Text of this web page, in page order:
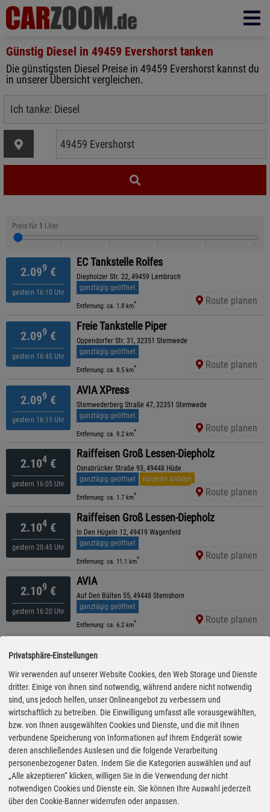
Günstig Diesel in 49459 Evershorst tanken
Die günstigsten Diesel Preise in 49459 Evershorst kannst du
in unserer Übersicht vergleichen.
Preis für 1 Liter
2.099 €
gestern 16:10 Uhr
EC Tankstelle Rolfes
Diepholzer Str. 22, 49459 Lembruch
ganztägig geöffnet
Entfernung: ca. 1.8 km* Route planen
2.099 €
gestern 16:45 Uhr
Freie Tankstelle Piper
Oppendorfer Str. 31, 32351 Stemwede
ganztägig geöffnet
Entfernung: ca. 8.5 km* Route planen
2.099 €
gestern 16:15 Uhr
AVIA XPress
Stemwederberg Straße 47, 32351 Stemwede
ganztägig geöffnet
Entfernung: ca. 9.2 km* Route planen
2.104 €
gestern 16:05 Uhr
Raiffeisen Groß Lessen-Diepholz
Osnabrücker Straße 93, 49448 Hüde
ganztägig geöffnet
kürzeste Anfahrt
Entfernung: ca. 1.7 km* Route planen
2.104 €
gestern 20:45 Uhr
Raiffeisen Groß Lessen-Diepholz
In Den Hügeln 12, 49419 Wagenfeld
ganztägig geöffnet
Entfernung: ca. 11.1 km* Route planen
2.109 €
gestern 16:20 Uhr
AVIA
Auf Den Bülten 55, 49448 Stemshorn
ganztägig geöffnet
Entfernung: ca. 6.2 km* Route planen
2.119€
gestern 15:35 Uhr
Osnabruecker Strasse 79, 49889 Huede
geöffnet bis 20:00 Uhr
Entfernung: ca. 2.6 km* Route planen
2.119€
gestern 20:15 Uhr
Brzezina / Wiechers Diepholz
Dieselstrasse 20, 49356 Diepholz
ganztägig geöffnet
Entfernung: ca. 9.9 km * Route planen
2.139€
gestern 16:25 Uhr
Tankstelle Moormann
Haupstrasse 15, 49401 Damme
geöffnet bis 19:00 Uhr
Privatsphäre-Einstellungen
Wir verwenden auf unserer Website Cookies, den Web Storage und Dienste
dritter. Einige von ihnen sind notwendig, während andere nicht notwendig
sind, uns jedoch helfen, unser Onlineangebot zu verbessern und
wirtschaftlich zu betreiben. Die Einwilligung umfasst alle vorausgewählten,
bzw. von Ihnen ausgewählten Cookies und Dienste, und die mit Ihnen
verbundene Speicherung von Informationen auf Ihrem Endgerät sowie
deren anschließendes Auslesen und die folgende Verarbeitung
personenbezogener Daten. Indem Sie die Kategorien auswählen und auf
„Alle akzeptieren“ klicken, willigen Sie in die Verwendung der nicht
notwendigen Cookies und Dienste ein. Sie können Ihre Auswahl jederzeit
über den Cookie-Banner widerrufen oder anpassen.